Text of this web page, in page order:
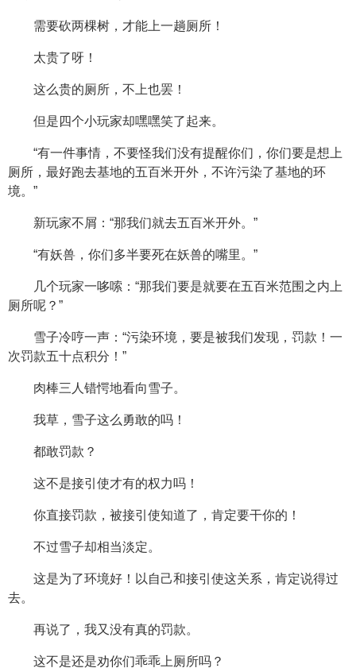
需要砍两棵树，才能上一趟厕所！
太贵了呀！
这么贵的厕所，不上也罢！
但是四个小玩家却嘿嘿笑了起来。
“有一件事情，不要怪我们没有提醒你们，你们要是想上
厕所，最好跑去基地的五百米开外，不许污染了基地的环
境。”
新玩家不屑：“那我们就去五百米开外。”
“有妖兽，你们多半要死在妖兽的嘴里。”
几个玩家一哆嗦：“那我们要是就要在五百米范围之内上
厕所呢？”
雪子冷哼一声：“污染环境，要是被我们发现，罚款！一
次罚款五十点积分！”
肉棒三人错愕地看向雪子。
我草，雪子这么勇敢的吗！
都敢罚款？
这不是接引使才有的权力吗！
你直接罚款，被接引使知道了，肯定要干你的！
不过雪子却相当淡定。
这是为了环境好！以自己和接引使这关系，肯定说得过
去。
再说了，我又没有真的罚款。
这不是还是劝你们乖乖上厕所吗？